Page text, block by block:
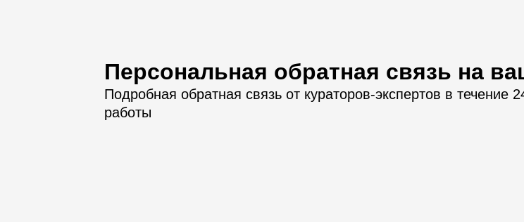
Персональная обратная связь на
Подробная обратная связь от кураторов-экспертов в течение
работы